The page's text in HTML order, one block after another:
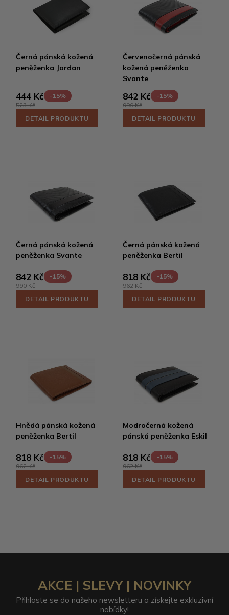
Černá pánská kožená
peněženka Jordan
444 Kč
-15%
523 Kč
DETAIL PRODUKTU
Červenočerná pánská
kožená peněženka
Svante
842 Kč
-15%
990 Kč
DETAIL PRODUKTU
Černá pánská kožená
peněženka Svante
842 Kč
-15%
990 Kč
DETAIL PRODUKTU
Černá pánská kožená
peněženka Bertil
818 Kč
-15%
962 Kč
DETAIL PRODUKTU
Hnědá pánská kožená
peněženka Bertil
818 Kč
-15%
962 Kč
DETAIL PRODUKTU
Modročerná kožená
pánská peněženka Eskil
818 Kč
-15%
962 Kč
DETAIL PRODUKTU
AKCE | SLEVY | NOVINKY
Přihlaste se do našeho newsletteru a získejte exkluzivní
nabídky!